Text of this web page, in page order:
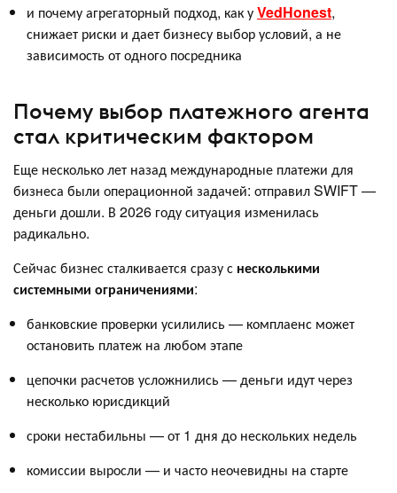
и почему агрегаторный подход, как уVedHonest,
снижает риски и дает бизнесу выбор условий, а не
зависимость от одного посредника
Почему выбор платежного агента
стал критическим фактором
Еще несколько лет назад международные платежи для
бизнеса были операционной задачей: отправил SWIFT —
деньги дошли. В 2026 году ситуация изменилась
радикально.
Сейчас бизнес сталкивается сразу с несколькими
системными ограничениями:
банковские проверки усилились — комплаенс может
остановить платеж на любом этапе
цепочки расчетов усложнились — деньги идут через
несколько юрисдикций
сроки нестабильны — от 1 дня до нескольких недель
комиссии выросли — и часто неочевидны на старте